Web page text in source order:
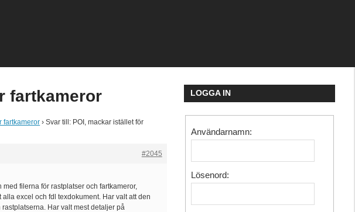
fartkameror
fartkameror › Svar till: POI, mackar istället för
#2045
filerna för rastplatser och fartkameror,
excel och fdl texdokument. Har valt att den
Har valt mest detaljer på
LOGGA IN
Användarnamn:
Lösenord: